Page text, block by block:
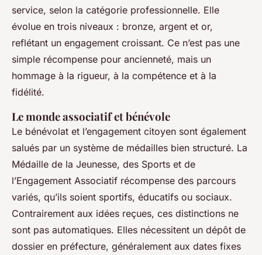
service, selon la catégorie professionnelle. Elle
évolue en trois niveaux : bronze, argent et or,
reflétant un engagement croissant. Ce n’est pas une
simple récompense pour ancienneté, mais un
hommage à la rigueur, à la compétence et à la
fidélité.
Le monde associatif et bénévole
Le bénévolat et l’engagement citoyen sont également
salués par un système de médailles bien structuré. La
Médaille de la Jeunesse, des Sports et de
l’Engagement Associatif récompense des parcours
variés, qu’ils soient sportifs, éducatifs ou sociaux.
Contrairement aux idées reçues, ces distinctions ne
sont pas automatiques. Elles nécessitent un dépôt de
dossier en préfecture, généralement aux dates fixes